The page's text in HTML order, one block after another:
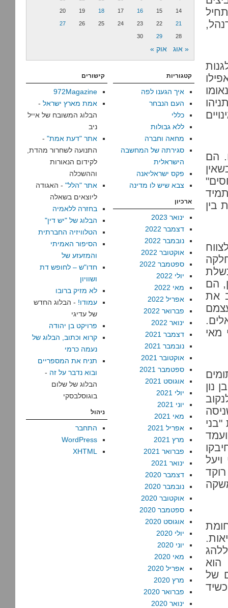
הם
בין
הם
את
מאי
נון
חומת
הוא
של
14
15
16
17
18
19
20
21
22
23
24
25
26
27
28
29
30
« אוג אוק »
קטגוריות
איך הגענו לפה
העם הנבחר
כללי
ללא גבולות
מחאה וחברה
סגירתה של המחשבה
הישראלית
פקס ישראליאנה
צבא שיש לו מדינה
ארכיון
ינואר 2023
דצמבר 2022
נובמבר 2022
אוקטובר 2022
ספטמבר 2022
יולי 2022
מאי 2022
אפריל 2022
פברואר 2022
ינואר 2022
דצמבר 2021
נובמבר 2021
אוקטובר 2021
ספטמבר 2021
אוגוסט 2021
יולי 2021
יוני 2021
מאי 2021
אפריל 2021
מרץ 2021
פברואר 2021
ינואר 2021
דצמבר 2020
נובמבר 2020
אוקטובר 2020
ספטמבר 2020
אוגוסט 2020
יולי 2020
יוני 2020
מאי 2020
אפריל 2020
מרץ 2020
פברואר 2020
ינואר 2020
קישורים
972Magazine
אמת מארץ ישראל -
הבלוג המשובח של אייל
ניב
אתר "דעת אמת" -
התנועה לשחרור מהדת,
לקידום הנאורות
וההשכלה
אתר "הלל" - האגודה
ליוצאים בשאלה
בחזרה ללאמיה
הבלוג של "יש דין"
הטלוויזיה החברתית
הסיפור האמיתי
והמזעזע של
חדו"ש – לחופש דת
ושוויון
לא מזיק ברובו
עמודו! - הבלוג החדש
של עדיגי
פרויקט בן יהודה
קרוא וכתוב, הבלוג של
נעמה כרמי
תניח את המספריים
ובוא נדבר על זה -
הבלוג של שלום
בוגוסלבסקי
ניהול
התחבר
WordPress
XHTML